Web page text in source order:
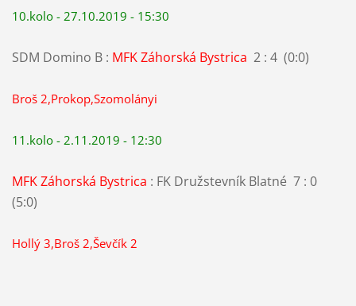
10.kolo - 27.10.2019 - 15:30
SDM Domino B : MFK Záhorská Bystrica 2 : 4 (0:0)
Broš 2,Prokop,Szomolányi
11.kolo - 2.11.2019 - 12:30
MFK Záhorská Bystrica : FK Družstevník Blatné 7 : 0
(5:0)
Hollý 3,Broš 2,Ševčík 2